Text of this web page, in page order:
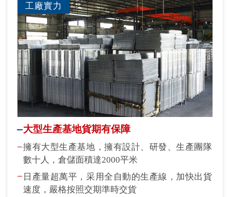
工廠實力
大型生產基地貨期有保障
擁有大型生產基地，擁有設計、研發、生產團隊
數十人，倉儲面積達2000平米
日產量超萬平，采用全自動的生產線，加快出貨
速度，嚴格按照交期準時交貨